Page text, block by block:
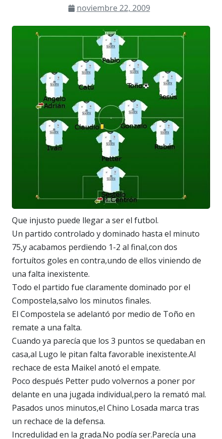
noviembre 22, 2009
Que injusto puede llegar a ser el futbol.
Un partido controlado y dominado hasta el minuto
75,y acabamos perdiendo 1-2 al final,con dos
fortuítos goles en contra,undo de ellos viniendo de
una falta inexistente.
Todo el partido fue claramente dominado por el
Compostela,salvo los minutos finales.
El Compostela se adelantó por medio de Toño en
remate a una falta.
Cuando ya parecía que los 3 puntos se quedaban en
casa,al Lugo le pitan falta favorable inexistente.Al
rechace de esta Maikel anotó el empate.
Poco después Petter pudo volvernos a poner por
delante en una jugada individual,pero la remató mal.
Pasados unos minutos,el Chino Losada marca tras
un rechace de la defensa.
Incredulidad en la grada.No podía ser.Parecía una